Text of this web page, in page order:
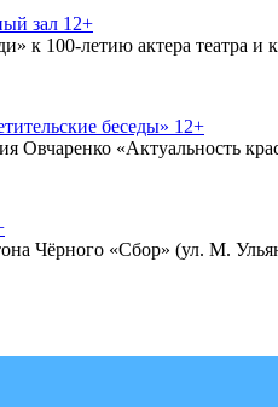
зал 12+
к 100-летию актера театра
беседы» 12+
Овчаренко «Актуальность
Чёрного «Сбор» (ул. М.